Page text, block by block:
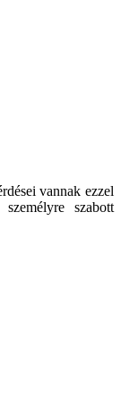
vannak ezzel
szabott